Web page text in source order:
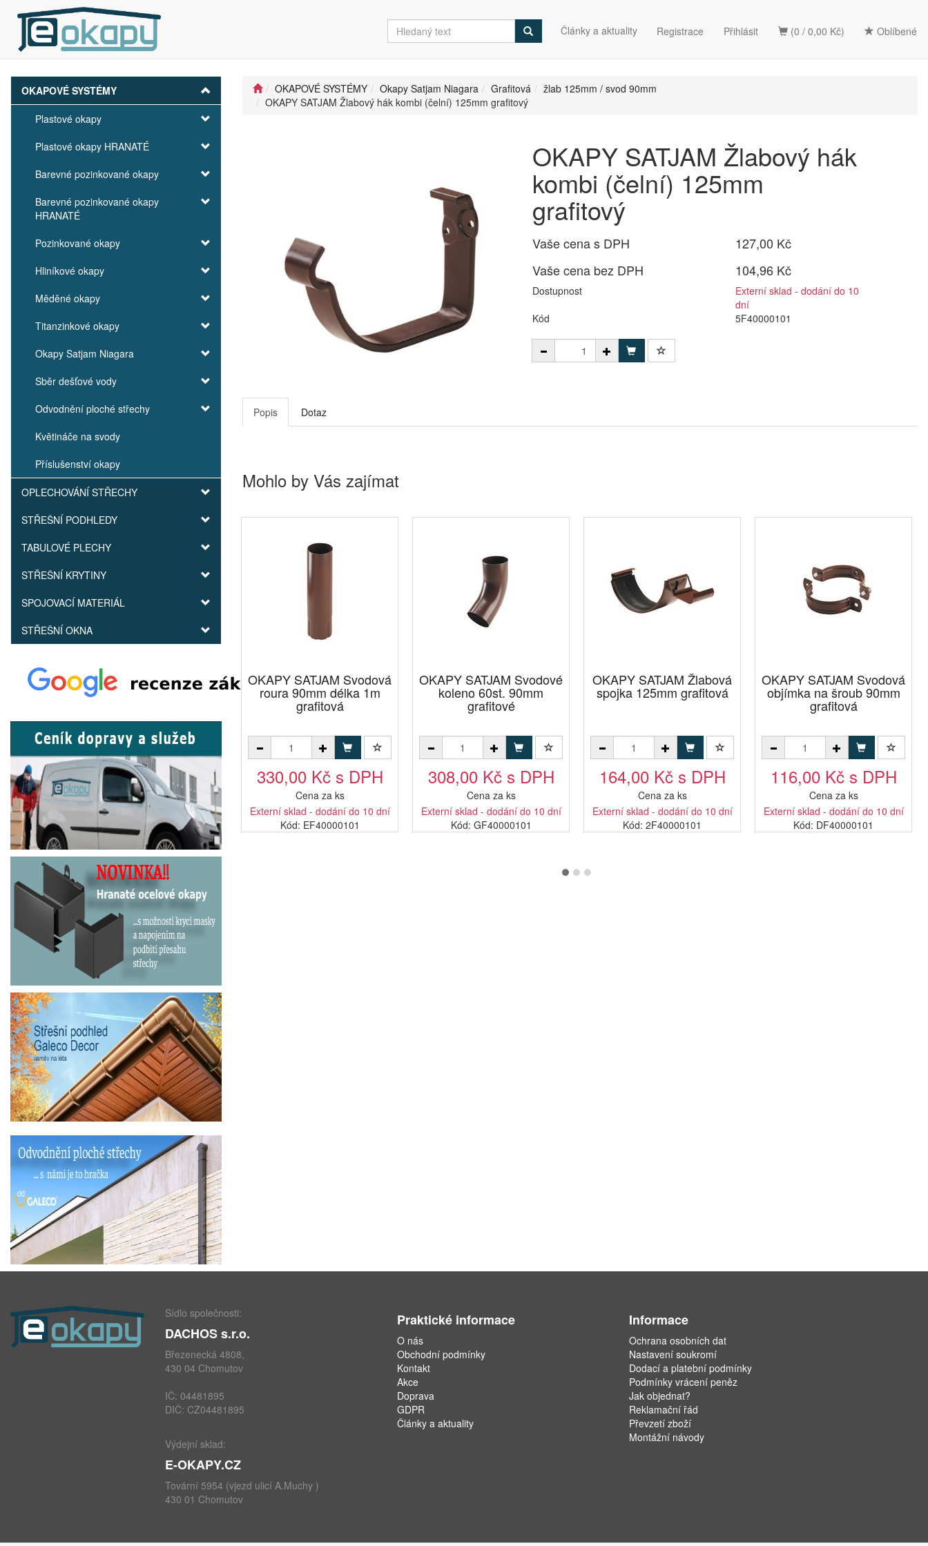
(0 / 0,00 Kč) Oblíbené
Články a aktuality Registrace Přihlásit
OKAPOVÉ SYSTÉMY
Plastové okapy
Plastové okapy HRANATÉ
Barevné pozinkované okapy
Barevné pozinkované okapy
HRANATÉ
Pozinkované okapy
Hliníkové okapy
Měděné okapy
Titanzinkové okapy
Okapy Satjam Niagara
Sběr dešťové vody
Odvodnění ploché střechy
Květináče na svody
Příslušenství okapy
OPLECHOVÁNÍ STŘECHY
STŘEŠNÍ PODHLEDY
TABULOVÉ PLECHY
STŘEŠNÍ KRYTINY
SPOJOVACÍ MATERIÁL
STŘEŠNÍ OKNA
OKAPOVÉ SYSTÉMY Okapy Satjam Niagara Grafitová
žlab 125mm / svod 90mm
OKAPY SATJAM Žlabový hák kombi (čelní) 125mm grafitový
OKAPY SATJAM Žlabový hák
kombi (čelní) 125mm
grafitový
Vaše cena s DPH
127,00 Kč
Vaše cena bez DPH
104,96 Kč
Dostupnost
Externí sklad - dodání do 10
dní
Kód
5F40000101
Popis Dotaz
Mohlo by Vás zajímat
OKAPY SATJAM Svodová
roura 90mm délka 1m
grafitová
330,00 Kč s DPH
Cena za ks
Externí sklad - dodání do 10 dní
Kód: EF40000101
OKAPY SATJAM Svodové
koleno 60st. 90mm
grafitové
308,00 Kč s DPH
Cena za ks
Externí sklad - dodání do 10 dní
Kód: GF40000101
OKAPY SATJAM Žlabová
spojka 125mm grafitová
164,00 Kč s DPH
Cena za ks
Externí sklad - dodání do 10 dní
Kód: 2F40000101
OKAPY SATJAM Svodová
objímka na šroub 90mm
grafitová
116,00 Kč s DPH
Cena za ks
Externí sklad - dodání do 10 dní
Kód: DF40000101
Sídlo společnosti:
DACHOS s.r.o.
Březenecká 4808,
430 04 Chomutov
IČ: 04481895
DIČ: CZ04481895
Výdejní sklad:
E-OKAPY.CZ
Tovární 5954 (vjezd ulicí A.Muchy )
430 01 Chomutov
Praktické informace
O nás
Obchodní podmínky
Kontakt
Akce
Doprava
GDPR
Články a aktuality
Informace
Ochrana osobních dat
Nastavení soukromí
Dodací a platební podmínky
Podmínky vrácení peněz
Jak objednat?
Reklamační řád
Převzetí zboží
Montážní návody